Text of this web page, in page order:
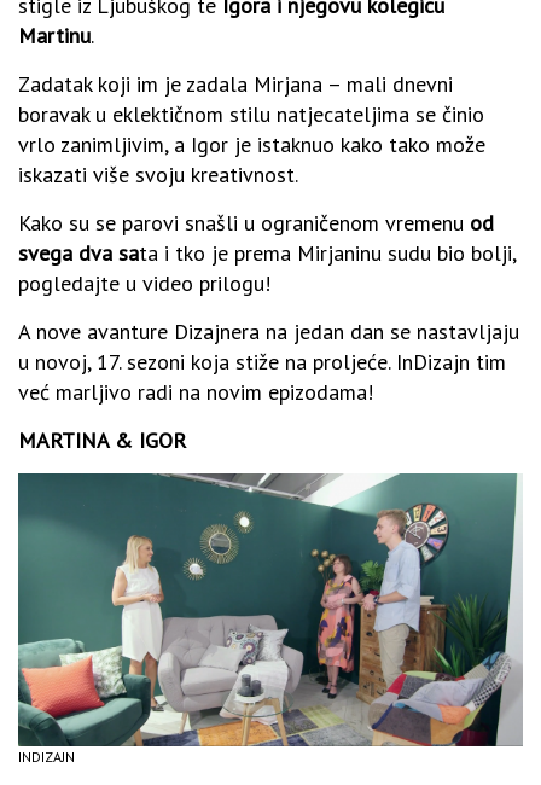
Martinu.
Zadatak koji im je zadala Mirjana – mali dnevni
boravak u eklektičnom stilu natjecateljima se činio
vrlo zanimljivim, a Igor je istaknuo kako tako može
iskazati više svoju kreativnost.
Kako su se parovi snašli u ograničenom vremenu od
svega dva sata i tko je prema Mirjaninu sudu bio bolji,
pogledajte u video prilogu!
A nove avanture Dizajnera na jedan dan se nastavljaju
u novoj, 17. sezoni koja stiže na proljeće. InDizajn tim
već marljivo radi na novim epizodama!
MARTINA & IGOR
INDIZAJN